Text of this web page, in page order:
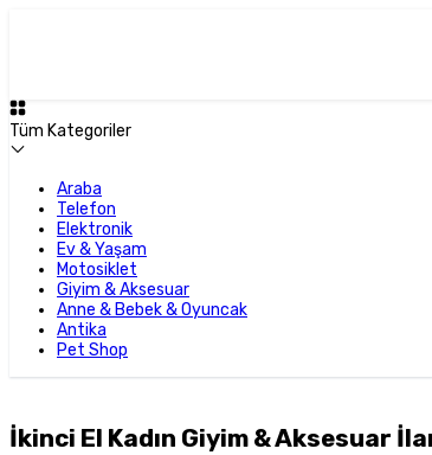
Tüm Kategoriler
Araba
Telefon
Elektronik
Ev & Yaşam
Motosiklet
Giyim & Aksesuar
Anne & Bebek & Oyuncak
Antika
Pet Shop
İkinci El Kadın Giyim & Aksesuar